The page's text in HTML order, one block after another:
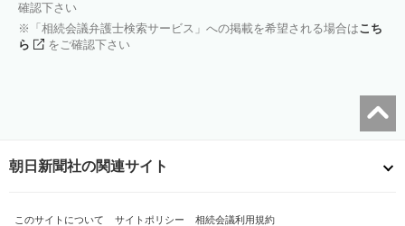
確認下さい
「相続会議弁護士検索サービス」への掲載を希望される場合はこち
ら
をご確認下さい
朝日新聞社の関連サイト
このサイトについて サイトポリシー 相続会議利用規約